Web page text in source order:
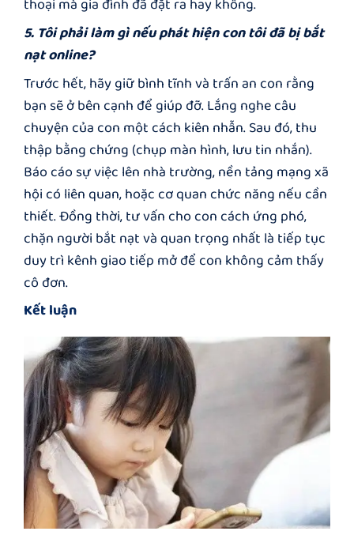
thoại mà gia đình đã đặt ra hay không.
5. Tôi phải làm gì nếu phát hiện con tôi đã bị bắt
nạt online?
Trước hết, hãy giữ bình tĩnh và trấn an con rằng
bạn sẽ ở bên cạnh để giúp đỡ. Lắng nghe câu
chuyện của con một cách kiên nhẫn. Sau đó, thu
thập bằng chứng (chụp màn hình, lưu tin nhắn).
Báo cáo sự việc lên nhà trường, nền tảng mạng xã
hội có liên quan, hoặc cơ quan chức năng nếu cần
thiết. Đồng thời, tư vấn cho con cách ứng phó,
chặn người bắt nạt và quan trọng nhất là tiếp tục
duy trì kênh giao tiếp mở để con không cảm thấy
cô đơn.
Kết luận